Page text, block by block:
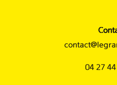
04 27